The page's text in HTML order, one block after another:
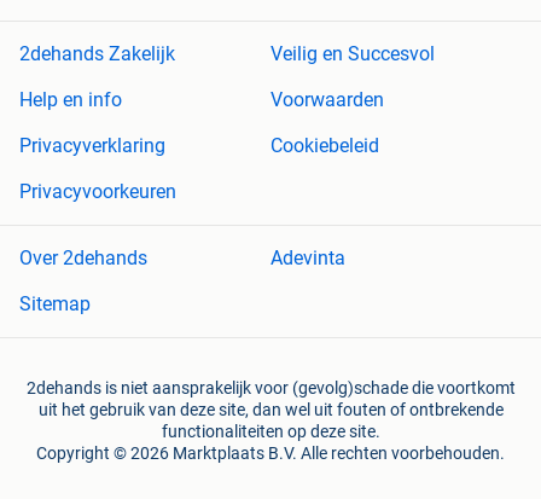
2dehands Zakelijk
Veilig en Succesvol
Help en info
Voorwaarden
Privacyverklaring
Cookiebeleid
Privacyvoorkeuren
Over 2dehands
Adevinta
Sitemap
2dehands is niet aansprakelijk voor (gevolg)schade die voortkomt
uit het gebruik van deze site, dan wel uit fouten of ontbrekende
functionaliteiten op deze site.
Copyright © 2026 Marktplaats B.V. Alle rechten voorbehouden.